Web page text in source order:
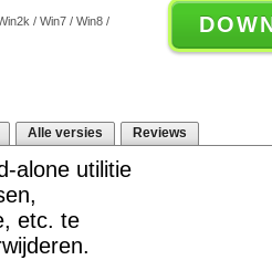
/ Win7 / Win8 /
Alle versies Reviews
alone utilitie
etc. te